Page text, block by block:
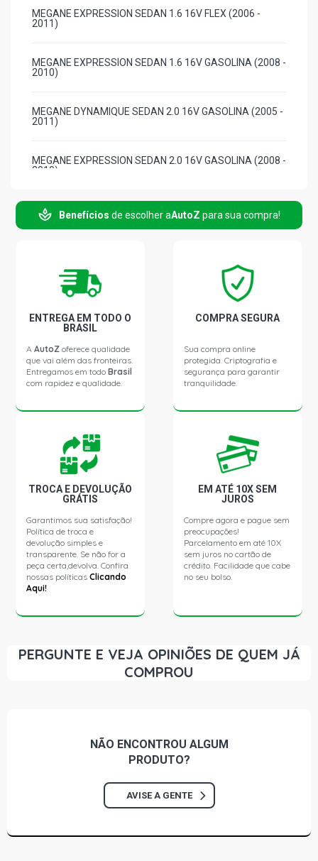
MEGANE EXPRESSION SEDAN 1.6 16V FLEX (2006 -
2011)
MEGANE EXPRESSION SEDAN 1.6 16V GASOLINA (2008 -
2010)
MEGANE DYNAMIQUE SEDAN 2.0 16V GASOLINA (2005 -
2011)
MEGANE EXPRESSION SEDAN 2.0 16V GASOLINA (2008 -
2010)
Benefícios de escolher aAutoZ para sua compra!
ENTREGA EM TODO O
BRASIL
AAutoZ oferece qualidade
que vai além das fronteiras.
Entregamos em todoBrasil
com rapidez e qualidade.
COMPRA SEGURA
Sua compra online
protegida. Criptografia e
segurança para garantir
tranquilidade.
TROCA E DEVOLUÇÃO
GRÁTIS
Garantimos sua satisfação!
Política de troca e
devolução simples e
transparente. Se não for a
peça certa,devolva. Confira
nossas políticasClicando
Aqui!
EM ATÉ 10X SEM
JUROS
Compre agora e pague sem
preocupações!
Parcelamento em até 10X
sem juros no cartão de
crédito. Facilidade que cabe
no seu bolso.
PERGUNTE E VEJA OPINIÕES DE QUEM JÁ
COMPROU
NÃO ENCONTROU ALGUM
PRODUTO?
AVISE A GENTE